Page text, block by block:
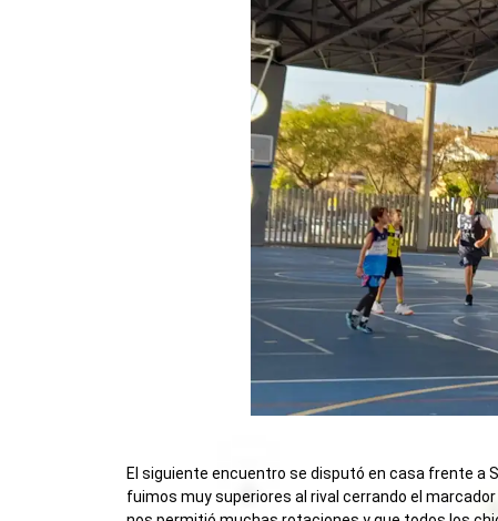
El siguiente encuentro se disputó en casa frente a
fuimos muy superiores al rival cerrando el